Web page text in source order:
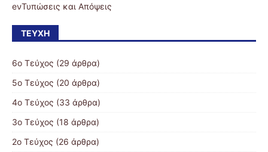
eνΤυπώσεις και Απόψεις
ΤΕΎΧΗ
6o Τεύχος (29 άρθρα)
5o Τεύχος (20 άρθρα)
4ο Τεύχος (33 άρθρα)
3ο Τεύχος (18 άρθρα)
2ο Τεύχος (26 άρθρα)